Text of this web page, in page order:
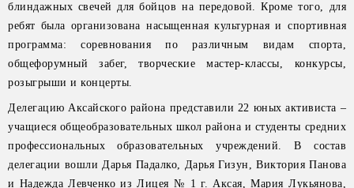
блиндажных свечей для бойцов на передовой. Кроме того, для
ребят была организована насыщенная культурная и спортивная
программа: соревнования по различным видам спорта,
общефорумный забег, творческие мастер-классы, конкурсы,
розыгрыши и концерты.
Делегацию Аксайского района представили 22 юных активиста –
учащиеся общеобразовательных школ района и студенты средних
профессиональных образовательных учреждений. В состав
делегации вошли Дарья Падалко, Дарья Гизун, Виктория Панова
и Надежда Левченко из Лицея № 1 г. Аксая, Мария Лукьянова,